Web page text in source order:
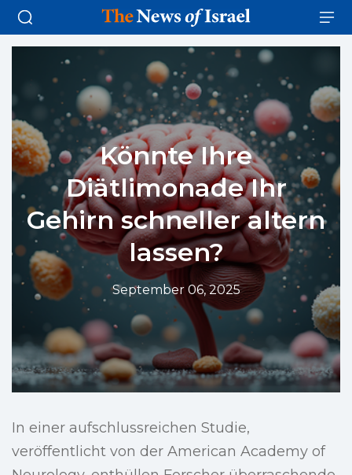
Könnte Ihre
Diätlimonade Ihr
Gehirn schneller altern
lassen?
September 06, 2025
In einer aufschlussreichen Studie,
veröffentlicht von der American Academy of